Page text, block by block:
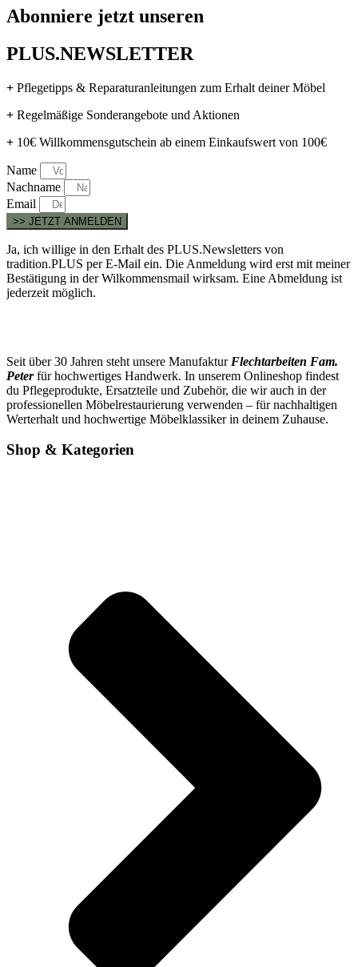
Abonniere jetzt unseren
PLUS.NEWSLETTER
+ Pflegetipps & Reparaturanleitungen zum Erhalt deiner Möbel
+ Regelmäßige Sonderangebote und Aktionen
+ 10€ Willkommensgutschein ab einem Einkaufswert von 100€
Name
Nachname
Email
>> JETZT ANMELDEN
Ja, ich willige in den Erhalt des PLUS.Newsletters von
tradition.PLUS per E-Mail ein. Die Anmeldung wird erst mit meiner
Bestätigung in der Wilkommensmail wirksam. Eine Abmeldung ist
jederzeit möglich.
Seit über 30 Jahren steht unsere Manufaktur Flechtarbeiten Fam.
Peterfür hochwertiges Handwerk. In unserem Onlineshop findest
du Pflegeprodukte, Ersatzteile und Zubehör, die wir auch in der
professionellen Möbelrestaurierung verwenden – für nachhaltigen
Werterhalt und hochwertige Möbelklassiker in deinem Zuhause.
Shop & Kategorien